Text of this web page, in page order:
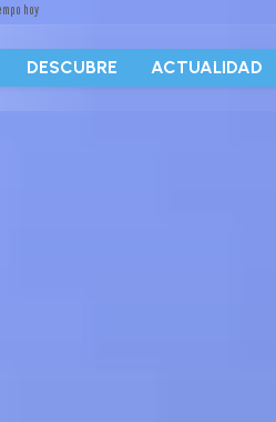
hoy
DESCUBRE ACTUALIDAD